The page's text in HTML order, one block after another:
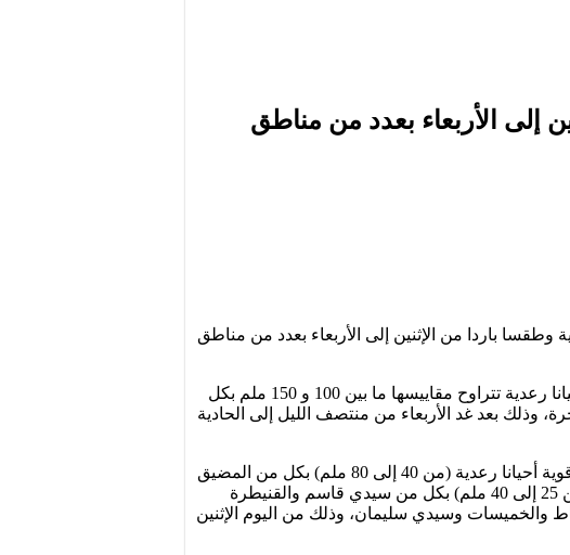
إلى الأربعاء بعدد من مناطق
وطقسا باردا من الإثنين إلى الأربعاء بعدد من مناطق
وأوضحت المديرية، في نشرة إنذارية محينة من مستوى يقظة “أحمر”، أنه يتوقع تسجيل أمطار قوية أحيانا رعدية تتراوح مقاييسها ما بين 100 و 150 ملم بكل
بعد غد الأربعاء من منتصف الليل إلى الحادية
وأضافت المديرية، في نشرة إنذارية من مستوى يقظة “برتقالي”، أنه من المرتقب أيضا تسجيل أمطار قوية أحيانا رعدية (من 40 إلى 80 ملم) بكل من المضيق
والفنيدق وتطوان وطنجة وأصيلة ووزان والعرائش والفحص أنجرة وشفشاون وتاونات والحسيمة، و (من 25 إلى 40 ملم) بكل من سيدي قاسم والقنيطرة
والخميسات وسيدي سليمان، وذلك من اليوم الإثنين